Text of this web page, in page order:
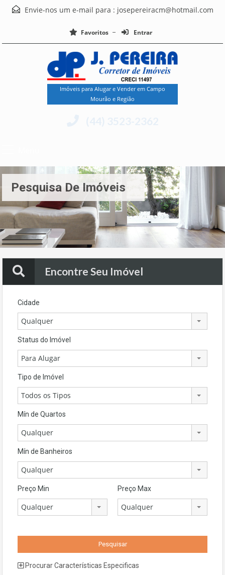
Envie-nos um e-mail para : josepereiracm@hotmail.com
Favoritos Entrar
Imóveis para Alugar e Vender em Campo
Mourão e Região
Pesquisa De Imóveis
Encontre Seu Imóvel
Cidade
Qualquer
Status do Imóvel
Para Alugar
Tipo de Imóvel
Todos os Tipos
Mín de Quartos
Qualquer
Mín de Banheiros
Qualquer
Preço Min
Qualquer
Preço Max
Qualquer
Procurar Características Especificas